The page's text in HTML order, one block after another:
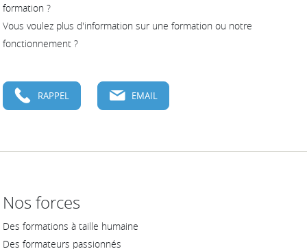
formation ?
Vous voulez plus d'information sur une formation ou notre
fonctionnement ?
RAPPEL EMAIL
Nos forces
Des formations à taille humaine
Des formateurs passionnés